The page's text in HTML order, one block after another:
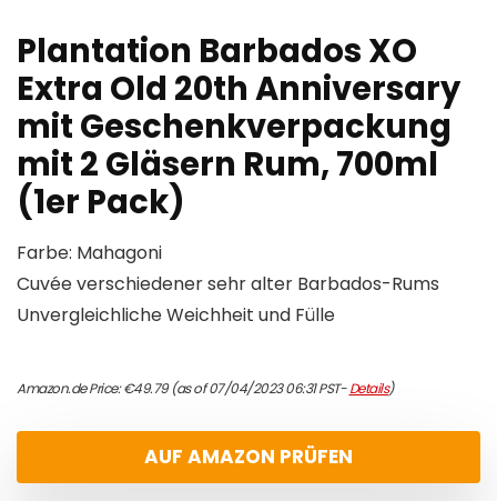
Plantation Barbados XO
Extra Old 20th Anniversary
mit Geschenkverpackung
mit 2 Gläsern Rum, 700ml
(1er Pack)
Farbe: Mahagoni
Cuvée verschiedener sehr alter Barbados-Rums
Unvergleichliche Weichheit und Fülle
Amazon.de Price:€49.79(as of 07/04/2023 06:31 PST-Details)
AUF AMAZON PRÜFEN